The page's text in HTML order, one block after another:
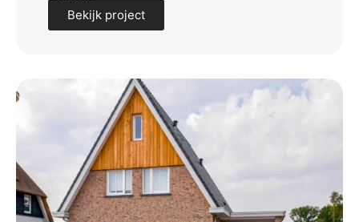
Bekijk project